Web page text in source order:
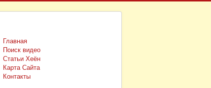
Главная
Поиск видео
Статьи Хеён
Карта Сайта
Контакты